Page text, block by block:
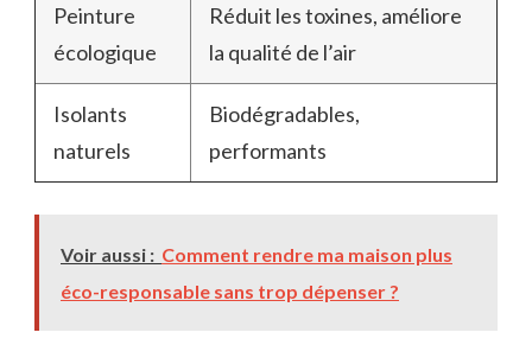
Peinture
écologique
Réduit les toxines, améliore
la qualité de l’air
Isolants
naturels
Biodégradables,
performants
Voir aussi : Comment rendre ma maison plus
éco-responsable sans trop dépenser ?